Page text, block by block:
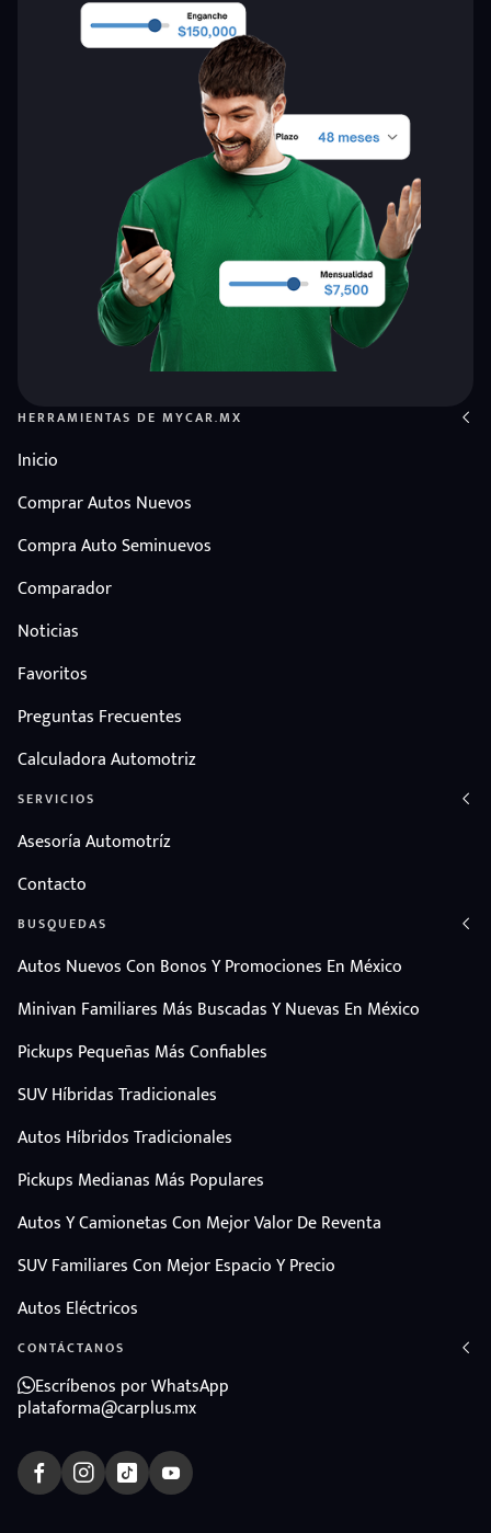
HERRAMIENTAS DE MYCAR.MX
Inicio
Comprar Autos Nuevos
Compra Auto Seminuevos
Comparador
Noticias
Favoritos
Preguntas Frecuentes
Calculadora Automotriz
SERVICIOS
Asesoría Automotríz
Contacto
BUSQUEDAS
Autos Nuevos Con Bonos Y Promociones En México
Minivan Familiares Más Buscadas Y Nuevas En México
Pickups Pequeñas Más Confiables
SUV Híbridas Tradicionales
Autos Híbridos Tradicionales
Pickups Medianas Más Populares
Autos Y Camionetas Con Mejor Valor De Reventa
SUV Familiares Con Mejor Espacio Y Precio
Autos Eléctricos
CONTÁCTANOS
Escríbenos por WhatsApp
plataforma@carplus.mx